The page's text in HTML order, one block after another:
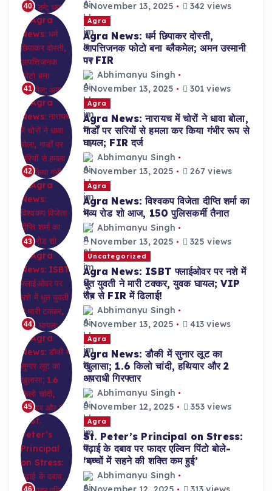
40
November 13, 2025
342 views
41
Agra
Agra News: धर्म छिपाकर दोस्ती,
आपत्तिजनक फोटो बना ब्लैकमेल; अमन उस्मानी
पर FIR
Abhimanyu Singh
November 13, 2025
301 views
42
Agra
Agra News: नारायच में चोरों ने धावा बोला,
गार्डों पर सरियों से हमला कर किया गंभीर रूप से
घायल; FIR दर्ज
Abhimanyu Singh
November 13, 2025
267 views
43
Agra
Agra News: विश्वकप विजेता दीप्ति शर्मा का
भव्य रोड शो आज, 150 पुलिसकर्मी तैनात
Abhimanyu Singh
November 13, 2025
325 views
44
Uncategorized
Agra News: ISBT फ्लाईओवर पर नशे में
धुत युवती ने मारी टक्कर, युवक घायल; VIP
रौब से FIR में ढिलाई!
Abhimanyu Singh
November 13, 2025
413 views
45
Agra
Agra News: डौकी में सुनार लूट का
खुलासा; 1.6 किलो चांदी, हथियार और 2
अपराधी गिरफ्तार
Abhimanyu Singh
November 12, 2025
353 views
Agra
St. Peter’s Principal on Stress:
पढ़ाई के दबाव पर फादर एल्विन पिंटो बोले-
‘बच्चों में सहने की शक्ति कम हुई’
Abhimanyu Singh